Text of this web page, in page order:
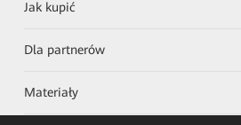
Jak kupić
Dla partnerów
Materiały